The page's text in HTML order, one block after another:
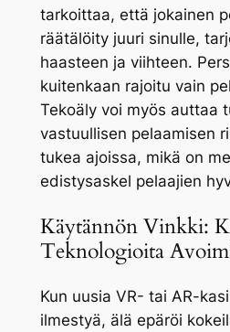
tarkoittaa, että jokainen
räätälöity juuri sinulle,
haasteen ja viihteen.
kuitenkaan rajoitu vain
Tekoäly voi myös auttaa
vastuullisen pelaamisen
tukea ajoissa, mikä on
edistysaskel pelaajien
Käytännön Vinkki:
Teknologioita
Kun uusia VR- tai AR-
ilmestyä, älä epäröi